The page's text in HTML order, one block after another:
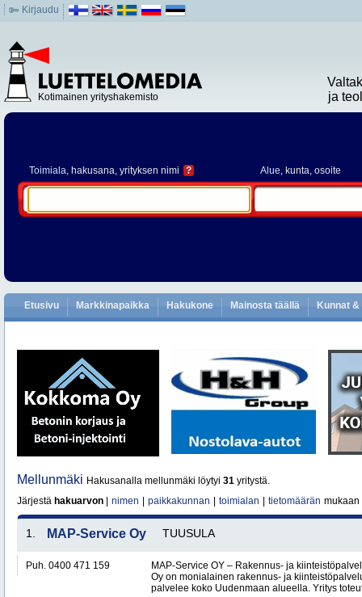
Kirjaudu
Kotimainen yrityshakemisto
ja
Toimiala, hakusana, yrityksen nimi ? Alue, kunta, osoite
Etusivu Markkinapaikka Hakukone Mainosta täällä Kunnat
Mellunmäki Hakusanalla mellunmäki löytyi 31 yritystä.
Järjestä hakuarvon nimen paikkakunnan toimialan tietomäärän mukaan
1. MAP-Service Oy TUUSULA
Puh. 0400 471 159
MAP-Service OY – Rakennus- ja
Oy on monialainen rakennus- ja
palvelee koko Uudenmaan alueella. Yritys